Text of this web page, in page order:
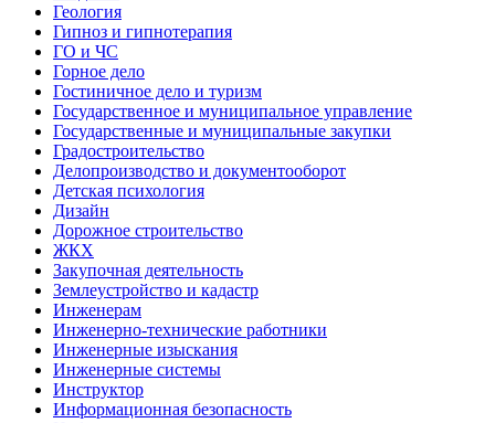
Геология
Гипноз и гипнотерапия
ГО и ЧС
Горное дело
Гостиничное дело и туризм
Государственное и муниципальное управление
Государственные и муниципальные закупки
Градостроительство
Делопроизводство и документооборот
Детская психология
Дизайн
Дорожное строительство
ЖКХ
Закупочная деятельность
Землеустройство и кадастр
Инженерам
Инженерно-технические работники
Инженерные изыскания
Инженерные системы
Инструктор
Информационная безопасность